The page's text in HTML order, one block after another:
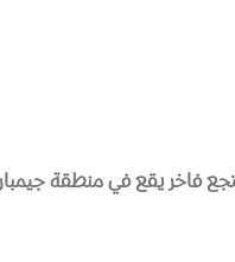
فاخر يقع في منطقة